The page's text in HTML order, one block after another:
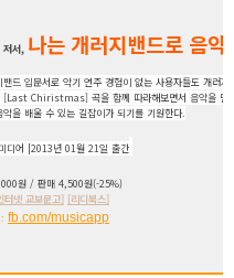
저서, 나는 개러지밴드로 음악
밴드 입문서로 악기 연주 경험이 없는 사용자들도 개러
[Last Chiristmas] 곡을 함께 따라해보면서 음악을 만
을 배울 수 있는 길잡이가 되기를 기원한다.
디어 |2013년 01월 21일 출간
원 / 판매 4,500원(-25%)
터넷 교보문고] [리디북스]
fb.com/musicapp